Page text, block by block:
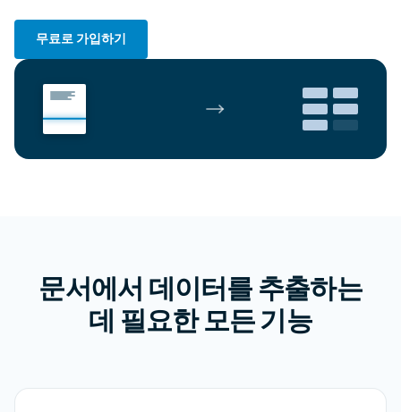
무료로 가입하기
문서에서 데이터를 추출하는
데 필요한 모든 기능